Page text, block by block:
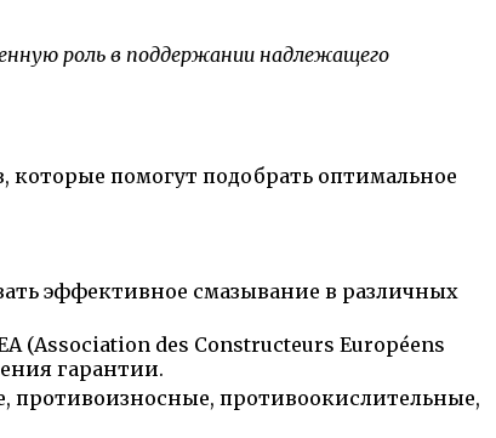
роль в поддержании надлежащего
которые помогут подобрать оптимальное
эффективное смазывание в различных
(Association des Constructeurs Européens
гарантии.
противоизносные, противоокислительные,